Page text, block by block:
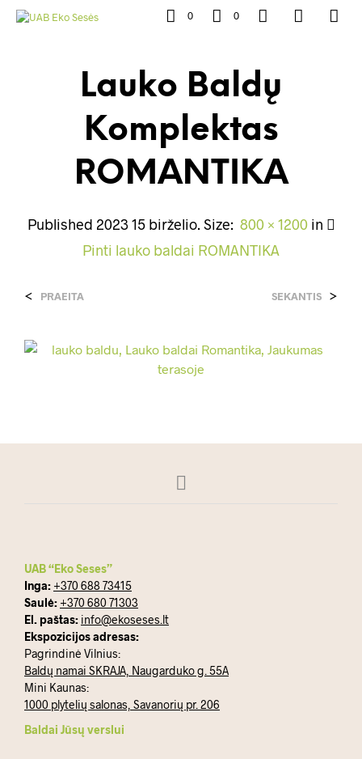
0 0
Lauko Baldų
Komplektas
ROMANTIKA
Published 2023 15 birželio. Size: 800 × 1200in
Pinti lauko baldai ROMANTIKA
< PRAEITA SEKANTIS >
UAB “Eko Seses”
Inga: +370 688 73415
Saulė: +370 680 71303
El. paštas: info@ekoseses.lt
Ekspozicijos adresas:
Pagrindinė Vilnius:
Baldų namai SKRAJA, Naugarduko g. 55A
Mini Kaunas:
1000 plytelių salonas, Savanorių pr. 206
Baldai Jūsų verslui